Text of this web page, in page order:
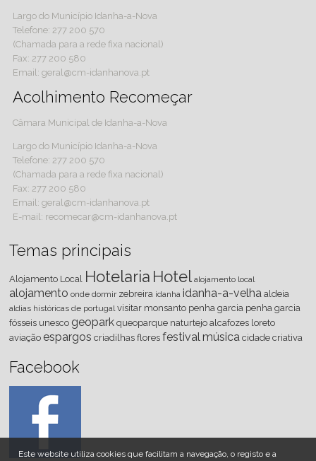
Este website utiliza cookies que facilitam a navegação, o registo e a
Largo do Município Idanha-a-Nova
Telefone: 277 200 570
(Chamada para a rede fixa nacional)
Fax: 277 200 580
Email: geral@cm-idanhanova.pt
Acolhimento Recomeçar
Câmara Municipal de Idanha-a-Nova
Largo do Município Idanha-a-Nova
Telefone: 277 200 570
(Chamada para a rede fixa nacional)
Fax: 277 200 580
Email: geral@cm-idanhanova.pt
E-mail: recomecar@cm-idanhanova.pt
Temas principais
Alojamento Local Hotelaria Hotel alojamento local
alojamento onde dormir zebreira idanha idanha-a-velha aldeia
aldias históricas de portugal visitar monsanto penha garcia penha garcia
fósseis unesco geopark queoparque naturtejo alcafozes loreto
aviação espargos criadilhas flores festivalmúsica cidade criativa
Facebook